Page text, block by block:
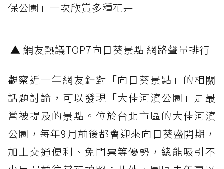
保公園」一次欣賞多種花卉
▲ 網友熱議TOP7向日葵景點 網路聲量排行
觀察近一年網友針對「向日葵景點」的相關
話題討論，可以發現「大佳河濱公園」是最
常被提及的景點。位於台北市區的大佳河濱
公園，每年9月前後都會迎來向日葵盛開期，
加上交通便利、免門票等優勢，總能吸引不